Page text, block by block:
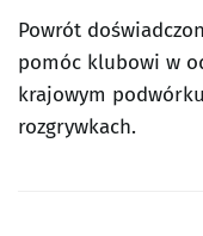
Powrót
pomóc klubowi w
krajowym
rozgrywkach.